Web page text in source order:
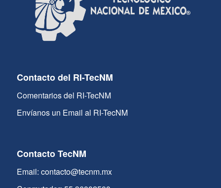
Contacto del RI-TecNM
Comentarios del RI-TecNM
Envíanos un Email al RI-TecNM
Contacto TecNM
Email: contacto@tecnm.mx